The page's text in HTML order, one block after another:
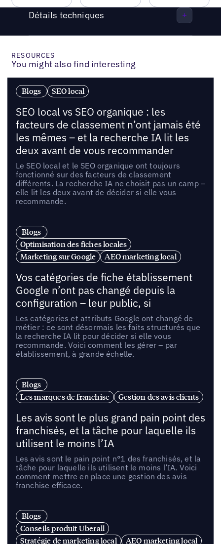
Détails techniques
RESOURCES
You might also find interesting
Blogs SEO local
SEO local vs SEO organique : les
facteurs de classement n’ont jamais été
les mêmes – et la recherche IA lit les
deux avant de vous recommander
Le SEO local et le SEO organique ont toujours
fonctionné sur des facteurs de classement
différents. La recherche IA ne choisit pas un camp –
elle lit les deux avant de décider si elle vous
recommande.
Blogs
Optimisation des fiches locales
Marketing sur Google
AEO marketing local
Vos catégories de fiche établissement
Google n’ont pas changé depuis la
configuration – leur public, si
Les catégories et attributs Google ont changé de
métier : ce sont désormais les faits structurés que
la recherche IA lit pour décider si elle vous
recommande. Voici comment les gérer – par
établissement, à grande échelle.
Blogs
Les marques de franchise
Gestion des avis clients
Les avis sont le plus grand pain point des
franchisés, et la tâche pour laquelle ils
utilisent le moins l’IA
Les avis sont le pain point n°1 des franchisés, et la
tâche pour laquelle ils utilisent le moins l’IA. Voici
comment mettre en place une gestion des avis
franchise efficace.
Blogs
Conseils produit Uberall
Stratégie de marketing local
AEO marketing local